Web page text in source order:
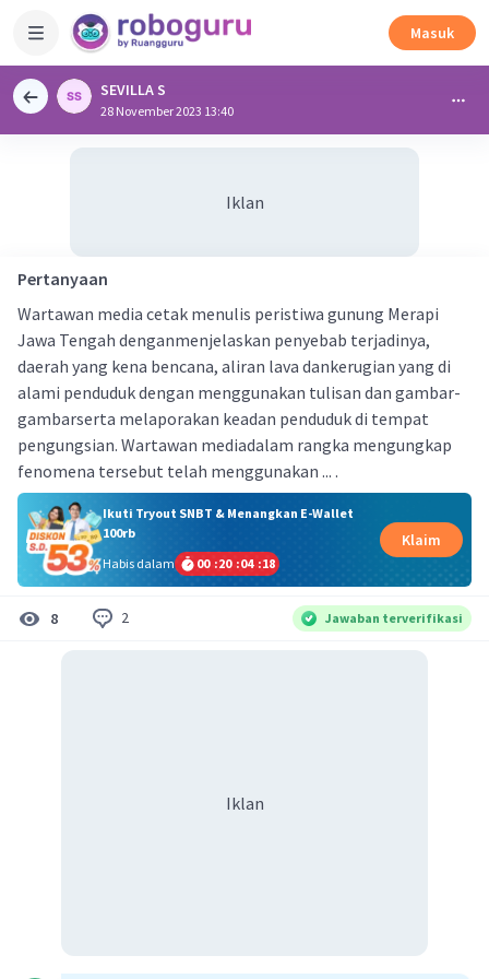
Masuk
SEVILLA S
28 November 2023 13:40
Iklan
Pertanyaan
Wartawan media cetak menulis peristiwa gunung Merapi
Jawa Tengah denganmenjelaskan penyebab terjadinya,
daerah yang kena bencana, aliran lava dankerugian yang di
alami penduduk dengan menggunakan tulisan dan gambar-
gambarserta melaporakan keadan penduduk di tempat
pengungsian. Wartawan mediadalam rangka mengungkap
fenomena tersebut telah menggunakan ... .
Ikuti Tryout SNBT & Menangkan E-Wallet
100rb
Habis dalam
00 :20 :04 :17
Klaim
8 2 Jawaban terverifikasi
Iklan